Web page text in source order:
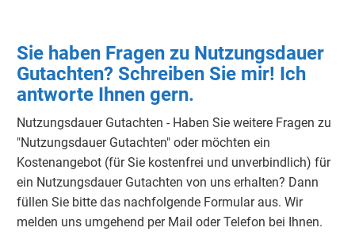
Sie haben Fragen zu Nutzungsdauer
Gutachten? Schreiben Sie mir! Ich
antworte Ihnen gern.
Nutzungsdauer Gutachten - Haben Sie weitere Fragen zu
"Nutzungsdauer Gutachten" oder möchten ein
Kostenangebot (für Sie kostenfrei und unverbindlich) für
ein Nutzungsdauer Gutachten von uns erhalten? Dann
füllen Sie bitte das nachfolgende Formular aus. Wir
melden uns umgehend per Mail oder Telefon bei Ihnen.